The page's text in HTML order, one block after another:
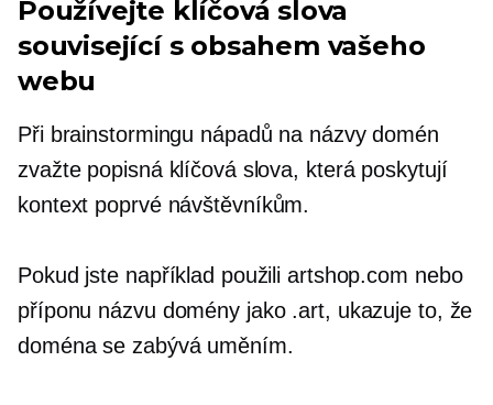
Používejte klíčová slova
související s obsahem vašeho
webu
Při brainstormingu nápadů na názvy domén
zvažte popisná klíčová slova, která poskytují
kontext poprvénávštěvníkům.
Pokud jste například použili artshop.com nebo
příponu názvu domény jako .art, ukazuje to, že
doména se zabývá uměním.